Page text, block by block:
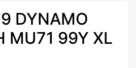
DYNAMO
MU71 99Y XL